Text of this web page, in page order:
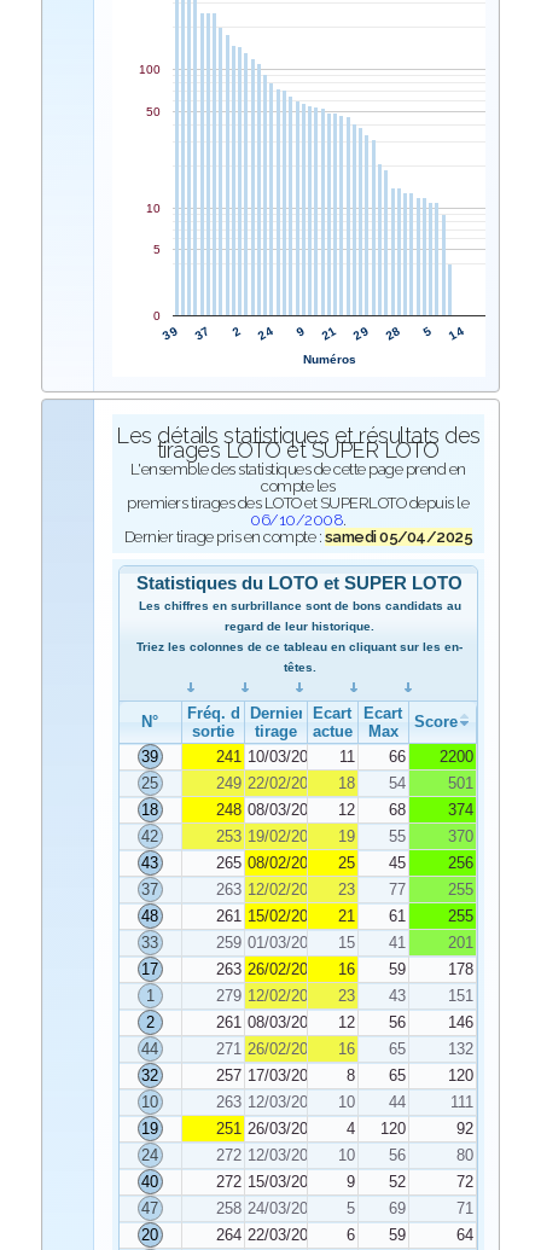
39 37 2 24 9 21 29 28 5 14
0
5
10
50
100
Numéros
Les détails statistiques et résultats des
tirages LOTO et SUPER LOTO
L'ensemble des statistiques de cette page prend en
compte les
premiers tirages des LOTO et SUPERLOTO depuis le
06/10/2008.
Dernier tirage pris en compte : samedi 05/04/2025
Statistiques du LOTO et SUPER LOTO
Les chiffres en surbrillance sont de bons candidats au
regard de leur historique.
Triez les colonnes de ce tableau en cliquant sur les en-
têtes.
N°
Fréq. de
sortie
Dernier
tirage
Ecart
actuel
Ecart
Max
Score
39
241 10/03/2025 11 66
2200
25
249 22/02/2025 18 54
501
18
248 08/03/2025 12 68
374
42
253 19/02/2025 19 55
370
43
265 08/02/2025 25 45
256
37
263 12/02/2025 23 77
255
48
261 15/02/2025 21 61
255
33
259 01/03/2025 15 41
201
17
263 26/02/2025 16 59
178
1
279 12/02/2025 23 43
151
2
261 08/03/2025 12 56
146
44
271 26/02/2025 16 65
132
32
257 17/03/2025 8 65
120
10
263 12/03/2025 10 44
111
19
251 26/03/2025 4 120
92
24
272 12/03/2025 10 56
80
40
272 15/03/2025 9 52
72
47
258 24/03/2025 5 69
71
20
264 22/03/2025 6 59
64